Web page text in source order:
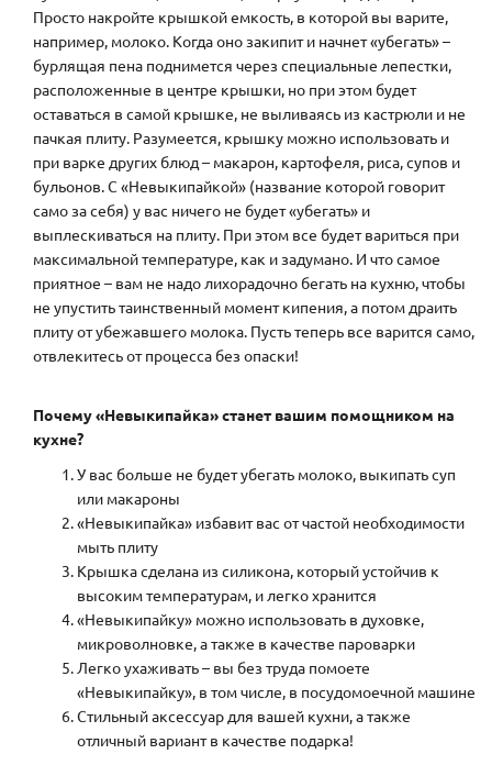
Просто накройте крышкой емкость, в которой вы варите,
например, молоко. Когда оно закипит и начнет «убегать» –
бурлящая пена поднимется через специальные лепестки,
расположенные в центре крышки, но при этом будет
оставаться в самой крышке, не выливаясь из кастрюли и не
пачкая плиту. Разумеется, крышку можно использовать и
при варке других блюд – макарон, картофеля, риса, супов и
бульонов. С «Невыкипайкой» (название которой говорит
само за себя) у вас ничего не будет «убегать» и
выплескиваться на плиту. При этом все будет вариться при
максимальной температуре, как и задумано. И что самое
приятное – вам не надо лихорадочно бегать на кухню, чтобы
не упустить таинственный момент кипения, а потом драить
плиту от убежавшего молока. Пусть теперь все варится само,
отвлекитесь от процесса без опаски!
Почему «Невыкипайка» станет вашим помощником на
кухне?
У вас больше не будет убегать молоко, выкипать суп
или макароны
«Невыкипайка» избавит вас от частой необходимости
мыть плиту
Крышка сделана из силикона, который устойчив к
высоким температурам, и легко хранится
«Невыкипайку» можно использовать в духовке,
микроволновке, а также в качестве пароварки
Легко ухаживать – вы без труда помоете
«Невыкипайку», в том числе, в посудомоечной машине
Стильный аксессуар для вашей кухни, а также
отличный вариант в качестве подарка!